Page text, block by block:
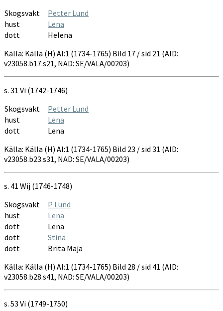
Skogsvakt
Petter Lund
hust
Lena
dott
Helena
Källa: Källa (H) AI:1 (1734-1765) Bild 17 / sid 21 (AID:
v23058.b17.s21, NAD: SE/VALA/00203)
s. 31 Vi (1742-1746)
Skogsvakt
Petter Lund
hust
Lena
dott
Lena
Källa: Källa (H) AI:1 (1734-1765) Bild 23 / sid 31 (AID:
v23058.b23.s31, NAD: SE/VALA/00203)
s. 41 Wij (1746-1748)
Skogsvakt
P Lund
hust
Lena
dott
Lena
dott
Stina
dott
Brita Maja
Källa: Källa (H) AI:1 (1734-1765) Bild 28 / sid 41 (AID:
v23058.b28.s41, NAD: SE/VALA/00203)
s. 53 Vi (1749-1750)